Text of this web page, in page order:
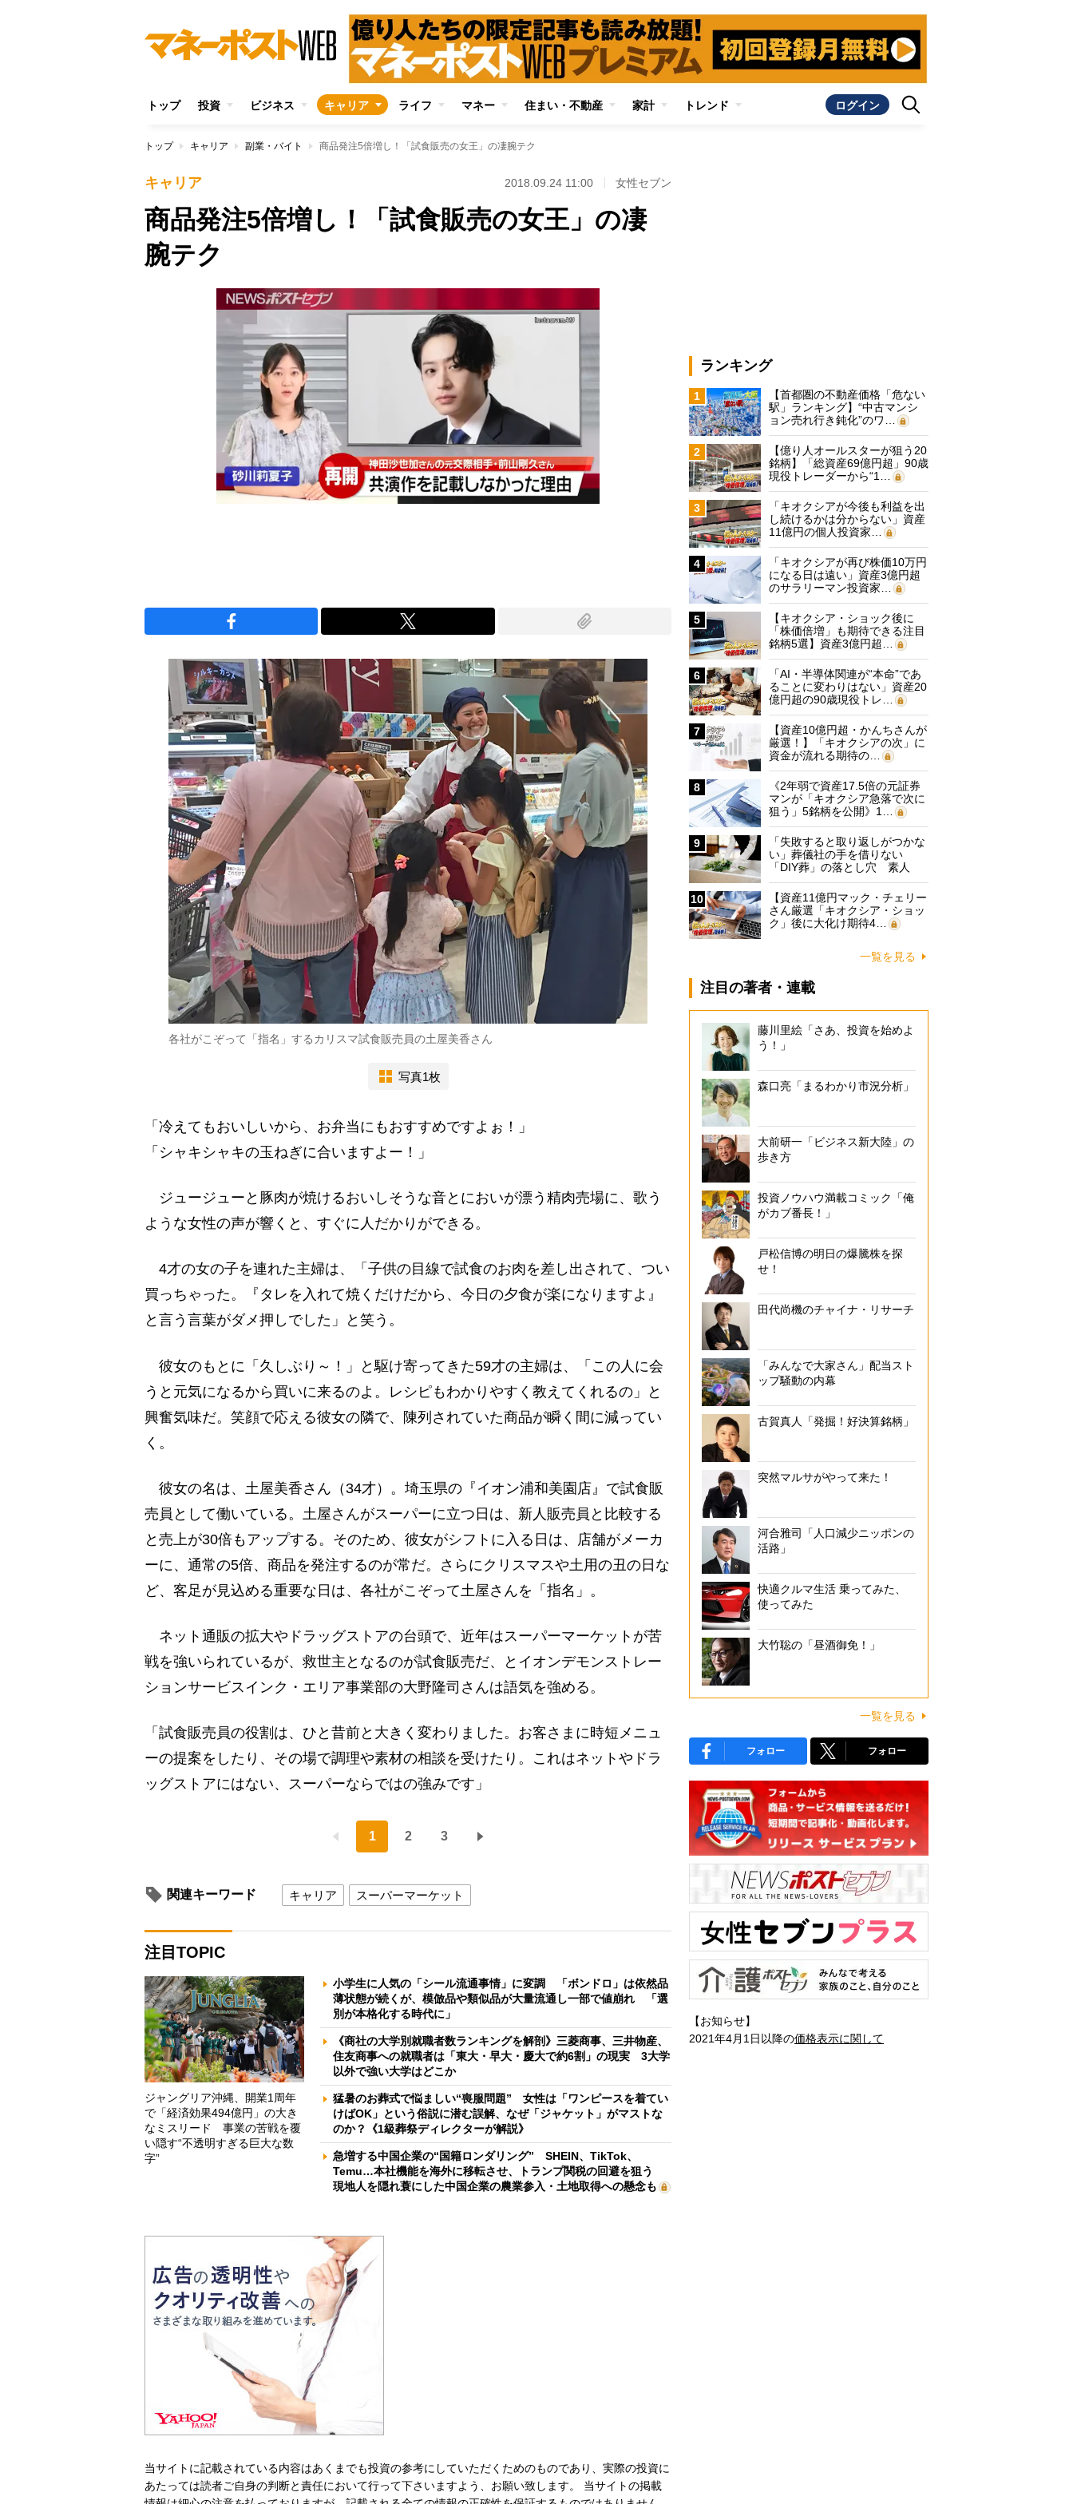
トップ 投資 ビジネス キャリア ライフ マネー 住まい・不動産 家計 トレンド ログイン
トップ キャリア 副業・バイト 商品発注5倍増し！「試食販売の女王」の凄腕テク
キャリア 2018.09.24 11:00 女性セブン
商品発注5倍増し！「試食販売の女王」の凄
腕テク
各社がこぞって「指名」するカリスマ試食販売員の土屋美香さん
写真1枚
「冷えてもおいしいから、お弁当にもおすすめですよぉ！」
「シャキシャキの玉ねぎに合いますよー！」
ジュージューと豚肉が焼けるおいしそうな音とにおいが漂う精肉売場に、歌う
ような女性の声が響くと、すぐに人だかりができる。
4才の女の子を連れた主婦は、「子供の目線で試食のお肉を差し出されて、つい
買っちゃった。『タレを入れて焼くだけだから、今日の夕食が楽になりますよ』
と言う言葉がダメ押しでした」と笑う。
彼女のもとに「久しぶり～！」と駆け寄ってきた59才の主婦は、「この人に会
うと元気になるから買いに来るのよ。レシピもわかりやすく教えてくれるの」と
興奮気味だ。笑顔で応える彼女の隣で、陳列されていた商品が瞬く間に減ってい
く。
彼女の名は、土屋美香さん（34才）。埼玉県の『イオン浦和美園店』で試食販
売員として働いている。土屋さんがスーパーに立つ日は、新人販売員と比較する
と売上が30倍もアップする。そのため、彼女がシフトに入る日は、店舗がメーカ
ーに、通常の5倍、商品を発注するのが常だ。さらにクリスマスや土用の丑の日な
ど、客足が見込める重要な日は、各社がこぞって土屋さんを「指名」。
ネット通販の拡大やドラッグストアの台頭で、近年はスーパーマーケットが苦
戦を強いられているが、救世主となるのが試食販売だ、とイオンデモンストレー
ションサービスインク・エリア事業部の大野隆司さんは語気を強める。
「試食販売員の役割は、ひと昔前と大きく変わりました。お客さまに時短メニュ
ーの提案をしたり、その場で調理や素材の相談を受けたり。これはネットやドラ
ッグストアにはない、スーパーならではの強みです」
1 2 3
関連キーワード キャリア スーパーマーケット
注目TOPIC
ジャングリア沖縄、開業1周年
で「経済効果494億円」の大き
なミスリード 事業の苦戦を覆
い隠す“不透明すぎる巨大な数
字”
小学生に人気の「シール流通事情」に変調 「ボンドロ」は依然品
薄状態が続くが、模倣品や類似品が大量流通し一部で値崩れ 「選
別が本格化する時代に」
《商社の大学別就職者数ランキングを解剖》三菱商事、三井物産、
住友商事への就職者は「東大・早大・慶大で約6割」の現実 3大学
以外で強い大学はどこか
猛暑のお葬式で悩ましい“喪服問題” 女性は「ワンピースを着てい
けばOK」という俗説に潜む誤解、なぜ「ジャケット」がマストな
のか？《1級葬祭ディレクターが解説》
急増する中国企業の“国籍ロンダリング” SHEIN、TikTok、
Temu…本社機能を海外に移転させ、トランプ関税の回避を狙う
現地人を隠れ蓑にした中国企業の農業参入・土地取得への懸念も
当サイトに記載されている内容はあくまでも投資の参考にしていただくためのものであり、実際の投資に
あたっては読者ご自身の判断と責任において行って下さいますよう、お願い致します。 当サイトの掲載
ランキング
1
【首都圏の不動産価格「危ない
駅」ランキング】“中古マンシ
ョン売れ行き鈍化”のワ…
2
【億り人オールスターが狙う20
銘柄】「総資産69億円超」90歳
現役トレーダーから“1…
3
「キオクシアが今後も利益を出
し続けるかは分からない」資産
11億円の個人投資家…
4
「キオクシアが再び株価10万円
になる日は遠い」資産3億円超
のサラリーマン投資家…
5
【キオクシア・ショック後に
「株価倍増」も期待できる注目
銘柄5選】資産3億円超…
6
「AI・半導体関連が“本命”であ
ることに変わりはない」資産20
億円超の90歳現役トレ…
7
【資産10億円超・かんちさんが
厳選！】「キオクシアの次」に
資金が流れる期待の…
8
《2年弱で資産17.5倍の元証券
マンが「キオクシア急落で次に
狙う」5銘柄を公開》1…
9
「失敗すると取り返しがつかな
い」葬儀社の手を借りない
「DIY葬」の落とし穴 素人
に…
10
【資産11億円マック・チェリー
さん厳選「キオクシア・ショッ
ク」後に大化け期待4…
一覧を見る
注目の著者・連載
藤川里絵「さあ、投資を始めよ
う！」
森口亮「まるわかり市況分析」
大前研一「ビジネス新大陸」の
歩き方
投資ノウハウ満載コミック「俺
がカブ番長！」
戸松信博の明日の爆騰株を探
せ！
田代尚機のチャイナ・リサーチ
「みんなで大家さん」配当スト
ップ騒動の内幕
古賀真人「発掘！好決算銘柄」
突然マルサがやって来た！
河合雅司「人口減少ニッポンの
活路」
快適クルマ生活 乗ってみた、
使ってみた
大竹聡の「昼酒御免！」
一覧を見る
フォロー フォロー
【お知らせ】
2021年4月1日以降の価格表示に関して